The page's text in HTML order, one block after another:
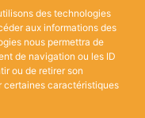
des technologies
aux informations des
nous permettra de
de navigation ou les ID
ou de retirer son
certaines caractéristiques